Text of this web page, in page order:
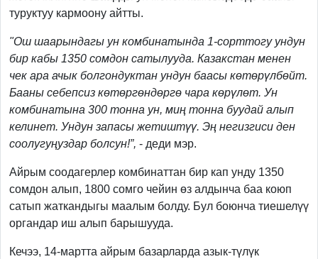
туруктуу кармоону айтты.
"Ош шаарындагы ун комбинатында 1-сорттогу ундун
бир кабы 1350 сомдон сатылууда. Казакстан менен
чек ара ачык болгондуктан ундун баасы көтөрүлбөйт.
Бааны себепсиз көтөргөндөргө чара көрүлөт. Ун
комбинатына 300 тонна ун, миң тонна буудай алып
келинет. Ундун запасы жетиштүү. Эң негизгиси ден
соолугуңуздар болсун!”, - деди мэр.
Айрым соодагерлер комбинаттан бир кап унду 1350
сомдон алып, 1800 сомго чейин өз алдынча баа коюп
сатып жаткандыгы маалым болду. Бул боюнча тиешелүү
органдар иш алып барышууда.
Кечээ, 14-мартта айрым базарларда азык-түлүк